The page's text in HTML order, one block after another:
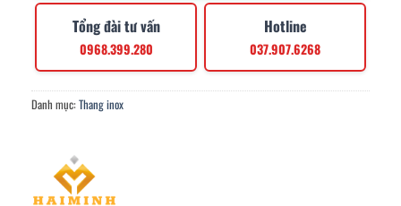
Tổng đài tư vấn
0968.399.280
Hotline
037.907.6268
Danh mục: Thang inox